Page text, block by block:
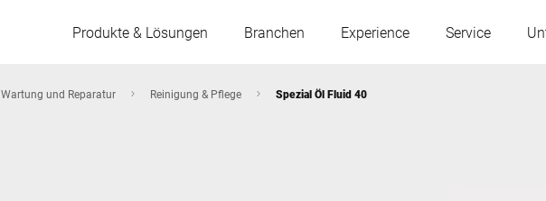
Produkte & Lösungen Branchen Experience Service
Wartung und Reparatur Reinigung & Pflege Spezial Öl Fluid 40